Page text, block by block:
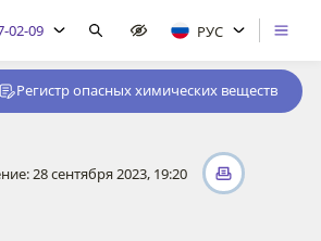
02-09 РУС
Регистр опасных химических веществ
28 сентября 2023, 19:20